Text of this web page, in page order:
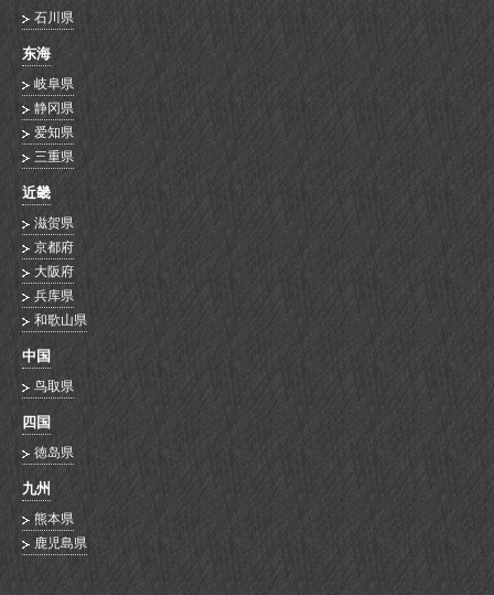
石川県
东海
岐阜県
静冈県
爱知県
三重県
近畿
滋贺県
京都府
大阪府
兵库県
和歌山県
中国
鸟取県
四国
徳岛県
九州
熊本県
鹿児島県